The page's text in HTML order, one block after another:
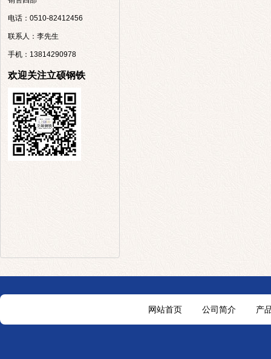
电话：0510-82412456
联系人：李先生
手机：13814290978
欢迎关注立硕钢铁
网站首页 公司简介 产